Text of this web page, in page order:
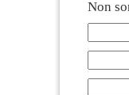
Non